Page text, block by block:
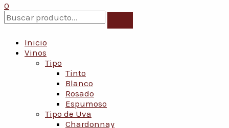
0
Inicio
Vinos
Tipo
Tinto
Blanco
Rosado
Espumoso
Tipo de Uva
Chardonnay